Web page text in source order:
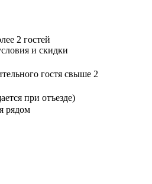
2 гостей
и скидки
гостя свыше 2
при отъезде)
рядом